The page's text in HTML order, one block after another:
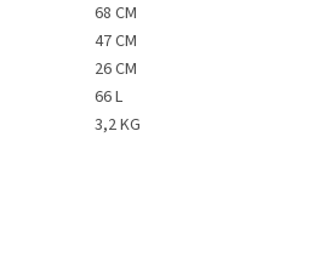
68 CM
47 CM
26 CM
66 L
3,2 KG